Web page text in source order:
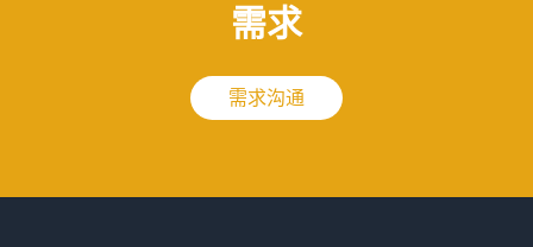
需求
需求沟通